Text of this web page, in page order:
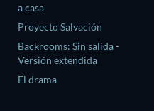
a casa
Proyecto Salvación
Backrooms: Sin salida -
Versión extendida
El drama